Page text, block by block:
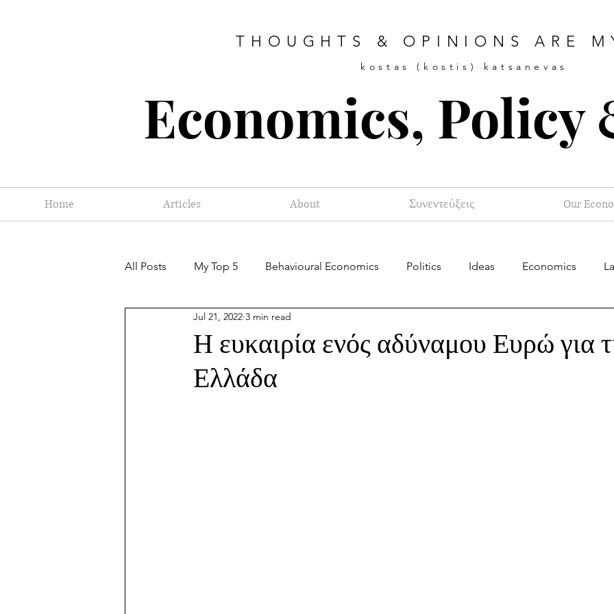
THOUGHTS & OPINIONS ARE
kostas (kostis) katsanevas
Economics, Policy
Home Articles About Συνεντεύξεις Our
All Posts My Top 5 Behavioural Economics Politics Ideas Economics
Η ευκαιρία ενός αδύναμου Ευρώ για
Ελλάδα
Jul 21, 2022 3 min read